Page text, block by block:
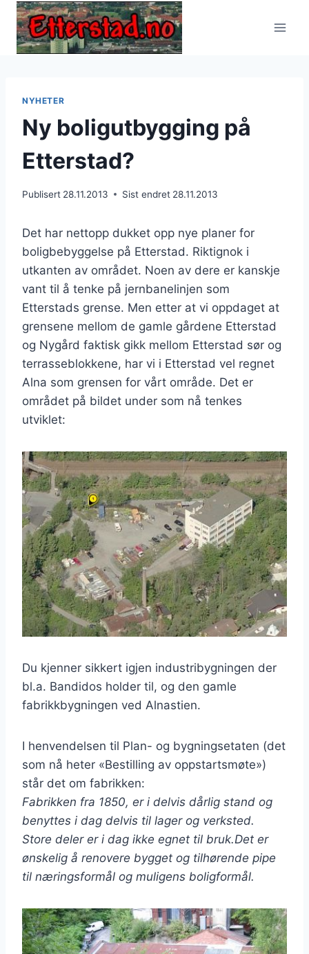
Skip
content
NYHETER
Ny boligutbygging på
Etterstad?
Publisert 28.11.2013 Sist endret 28.11.2013
Det har nettopp dukket opp nye planer for
boligbebyggelse på Etterstad. Riktignok i
utkanten av området. Noen av dere er kanskje
vant til å tenke på jernbanelinjen som
Etterstads grense. Men etter at vi oppdaget at
grensene mellom de gamle gårdene Etterstad
og Nygård faktisk gikk mellom Etterstad sør og
terrasseblokkene, har vi i Etterstad vel regnet
Alna som grensen for vårt område. Det er
området på bildet under som nå tenkes
utviklet:
Du kjenner sikkert igjen industribygningen der
bl.a. Bandidos holder til, og den gamle
fabrikkbygningen ved Alnastien.
I henvendelsen til Plan- og bygningsetaten (det
som nå heter «Bestilling av oppstartsmøte»)
står det om fabrikken:
Fabrikken fra 1850, er i delvis dårlig stand og
benyttes i dag delvis til lager og verksted.
Store deler er i dag ikke egnet til bruk.Det er
ønskelig å renovere bygget og tilhørende pipe
til næringsformål og muligens boligformål.